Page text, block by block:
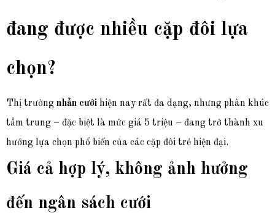
đang được nhiều cặp đôi lựa
chọn?
Thị trường nhẫn cưới hiện nay rất đa dạng, nhưng phân khúc
tầm trung – đặc biệt là mức giá 5 triệu – đang trở thành xu
hướng lựa chọn phổ biến của các cặp đôi trẻ hiện đại.
Giá cả hợp lý, không ảnh hưởng
đến ngân sách cưới